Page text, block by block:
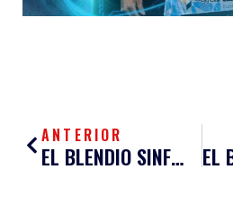
ANTERIOR
EL BLENDIO SINFÍN SANTANDER BUSCARÁ TEÑIR DE NEGRO SEVILLA